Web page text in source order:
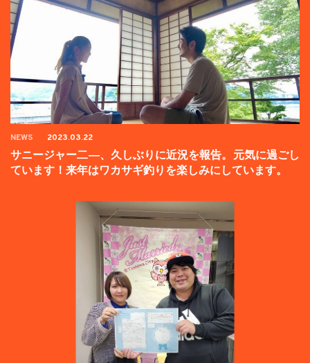
NEWS 2023.03.22
サニージャー二―、久しぶりに近況を報告。元気に過ごし
ています！来年はワカサギ釣りを楽しみにしています。